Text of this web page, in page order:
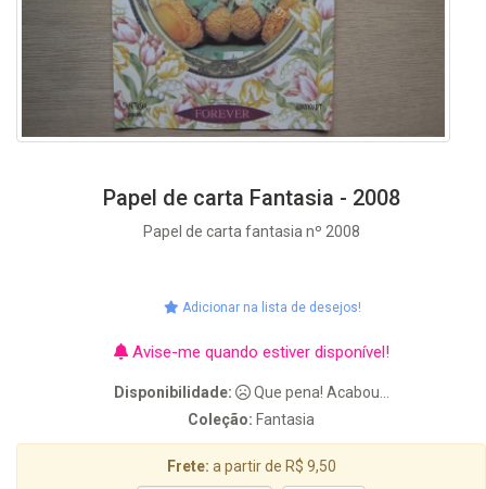
Papel de carta Fantasia - 2008
Papel de carta fantasia nº 2008
Adicionar na lista de desejos!
Avise-me quando estiver disponível!
Disponibilidade:
Que pena! Acabou...
Coleção: Fantasia
Frete: a partir de R$ 9,50